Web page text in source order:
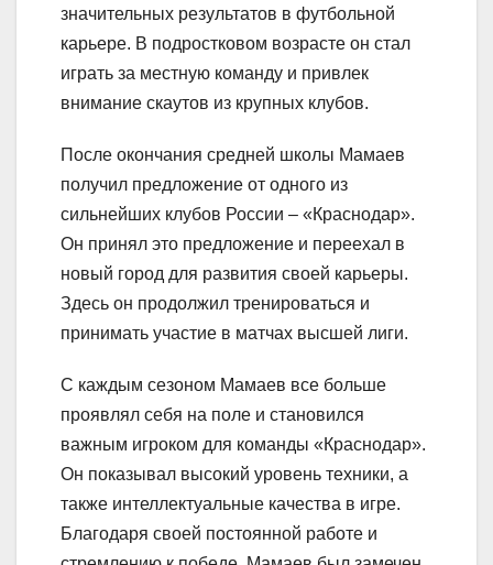
значительных результатов в футбольной
карьере. В подростковом возрасте он стал
играть за местную команду и привлек
внимание скаутов из крупных клубов.
После окончания средней школы Мамаев
получил предложение от одного из
сильнейших клубов России – «Краснодар».
Он принял это предложение и переехал в
новый город для развития своей карьеры.
Здесь он продолжил тренироваться и
принимать участие в матчах высшей лиги.
С каждым сезоном Мамаев все больше
проявлял себя на поле и становился
важным игроком для команды «Краснодар».
Он показывал высокий уровень техники, а
также интеллектуальные качества в игре.
Благодаря своей постоянной работе и